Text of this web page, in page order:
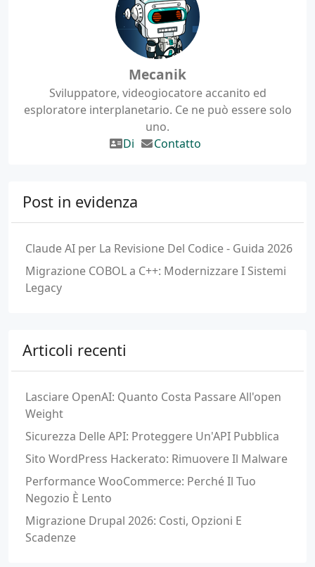
Mecanik
Sviluppatore, videogiocatore accanito ed
esploratore interplanetario. Ce ne può essere solo
uno.
Di
Contatto
Post in evidenza
Claude AI per La Revisione Del Codice - Guida 2026
Migrazione COBOL a C++: Modernizzare I Sistemi
Legacy
Articoli recenti
Lasciare OpenAI: Quanto Costa Passare All'open
Weight
Sicurezza Delle API: Proteggere Un'API Pubblica
Sito WordPress Hackerato: Rimuovere Il Malware
Performance WooCommerce: Perché Il Tuo
Negozio È Lento
Migrazione Drupal 2026: Costi, Opzioni E
Scadenze